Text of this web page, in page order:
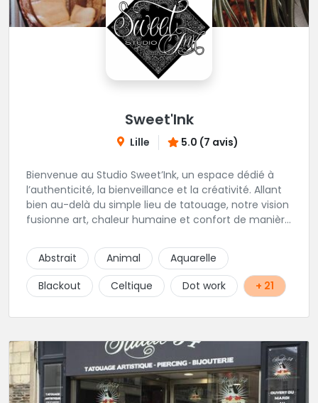
Sweet'Ink
Lille 5.0 (7 avis)
Bienvenue au Studio Sweet’Ink, un espace dédié à
l’authenticité, la bienveillance et la créativité. Allant
bien au-delà du simple lieu de tatouage, notre vision
fusionne art, chaleur humaine et confort de manière
est l’endroit idéal si vous souhaitez être
accompagnés, guidé et vivre une expérience le tout
dans un lieu confortable et chaleureux.
Abstrait Animal
Aquarelle
Blackout
Celtique Dot work + 21